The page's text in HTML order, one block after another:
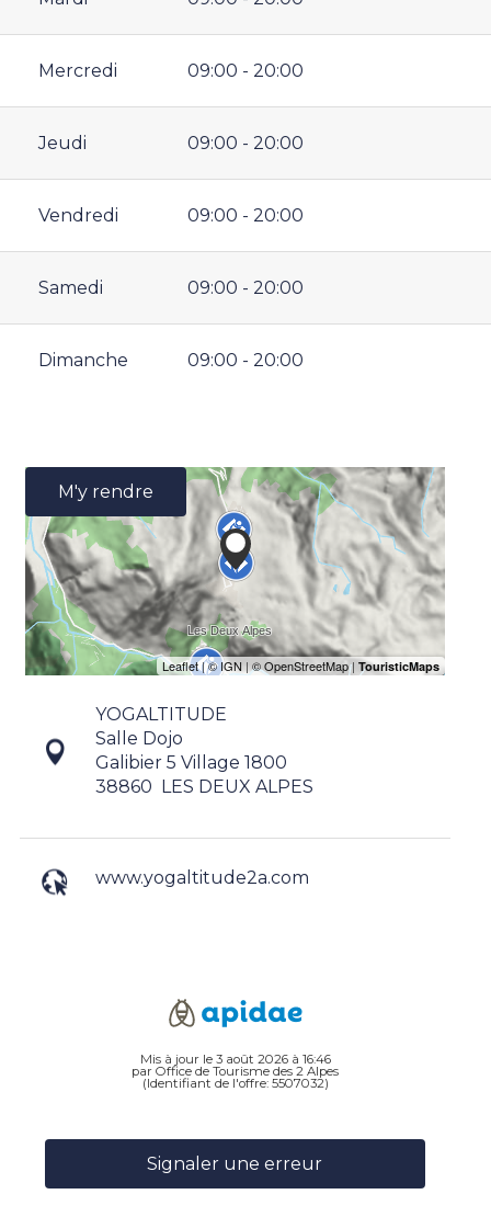
Mercredi 09:00 - 20:00
Jeudi 09:00 - 20:00
Vendredi 09:00 - 20:00
Samedi 09:00 - 20:00
Dimanche 09:00 - 20:00
M'y rendre
YOGALTITUDE
Salle Dojo
Galibier 5 Village 1800
38860 LES DEUX ALPES
www.yogaltitude2a.com
Mis à jour le 3 août 2026 à 16:46
par Office de Tourisme des 2 Alpes
(Identifiant de l'offre: 5507032)
Signaler une erreur